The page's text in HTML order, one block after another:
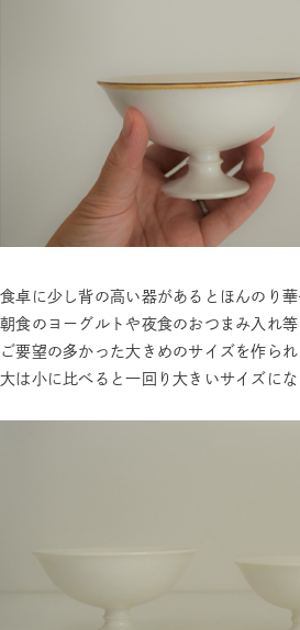
食卓に少し背の高い器があるとほんのり華
朝食のヨーグルトや夜食のおつまみ入れ等
ご要望の多かった大きめのサイズを作られ
大は小に比べると一回り大きいサイズにな